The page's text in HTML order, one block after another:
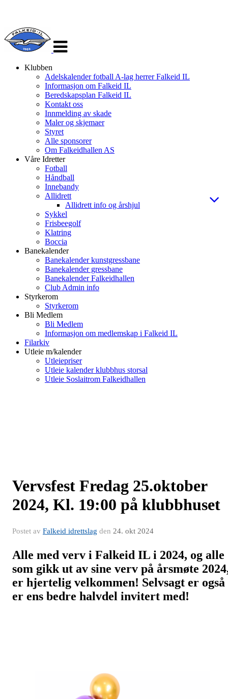
navigasjon
Klubben
Adelskalender fotball A-lag herrer Falkeid IL
Informasjon om Falkeid IL
Beredskapsplan Falkeid IL
Kontakt oss
Innmelding av skade
Maler og skjemaer
Styret
Alle sponsorer
Om Falkeidhallen AS
Våre Idretter
Fotball
Håndball
Innebandy
Allidrett
Allidrett info og årshjul
Sykkel
Frisbeegolf
Klatring
Boccia
Banekalender
Banekalender kunstgressbane
Banekalender gressbane
Banekalender Falkeidhallen
Club Admin info
Styrkerom
Styrkerom
Bli Medlem
Bli Medlem
Informasjon om medlemskap i Falkeid IL
Filarkiv
Utleie m/kalender
Utleiepriser
Utleie kalender klubbhus storsal
Utleie Soslaitrom Falkeidhallen
Vervsfest Fredag 25.oktober
2024, Kl. 19:00 på klubbhuset
Postet av Falkeid idrettslag den 24. okt 2024
Alle med verv i Falkeid IL i 2024, og alle
som gikk ut av sine verv på årsmøte
er hjertelig velkommen! Selvsagt er også
er ens bedre halvdel invitert med!